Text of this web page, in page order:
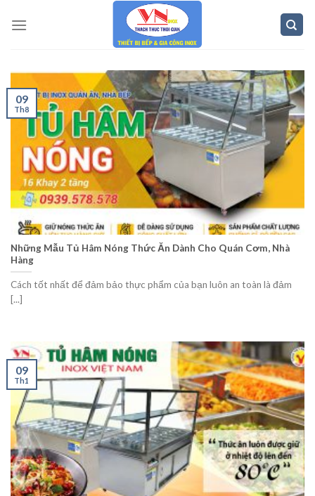
Những Mẫu Tủ Hâm Nóng Thức Ăn Dành Cho Quán Cơm, Nhà
Hàng
Cách tốt nhất để đảm bảo thực phẩm của bạn luôn an toàn là đảm
[...]
09
Th8
09
Th1